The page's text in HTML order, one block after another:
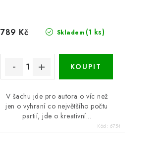
Skladem (1 ks)
789 Kč
V šachu jde pro autora o víc než
jen o vyhraní co největšího počtu
partií, jde o kreativní...
Kód: 6754